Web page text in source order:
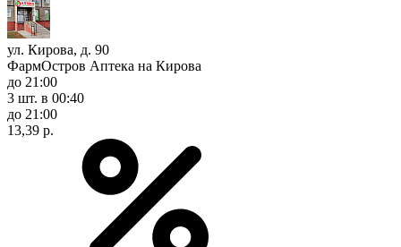
ул. Кирова, д. 90
ФармОстров Аптека на Кирова
до 21:00
3 шт. в 00:40
до 21:00
13,39 р.